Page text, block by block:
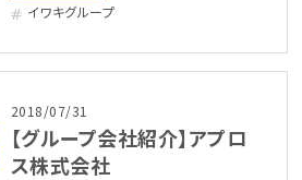
イワキグループ
2018/07/31
【グループ会社紹介】アプロ
ス株式会社